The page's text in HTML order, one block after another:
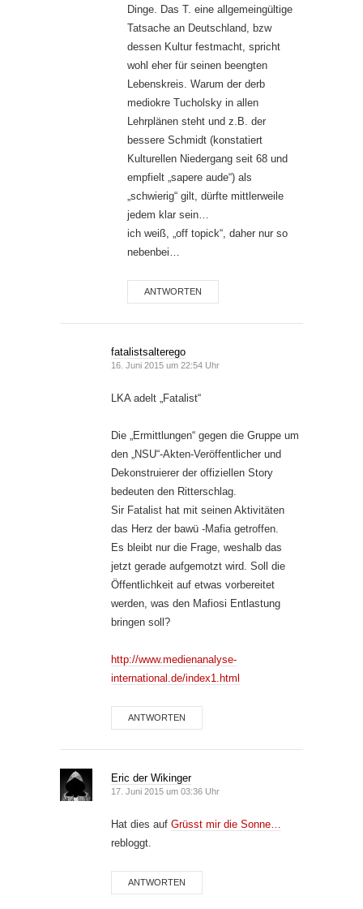
Dinge. Das T. eine allgemeingültige
Tatsache an Deutschland, bzw
dessen Kultur festmacht, spricht
wohl eher für seinen beengten
Lebenskreis. Warum der derb
mediokre Tucholsky in allen
Lehrplänen steht und z.B. der
bessere Schmidt (konstatiert
Kulturellen Niedergang seit 68 und
empfielt „sapere aude“) als
„schwierig“ gilt, dürfte mittlerweile
jedem klar sein…
ich weiß, „off topick“, daher nur so
nebenbei…
ANTWORTEN
fatalistsalterego
16. Juni 2015 um 22:54 Uhr
LKA adelt „Fatalist“
Die „Ermittlungen“ gegen die Gruppe um
den „NSU“-Akten-Veröffentlicher und
Dekonstruierer der offiziellen Story
bedeuten den Ritterschlag.
Sir Fatalist hat mit seinen Aktivitäten
das Herz der bawü -Mafia getroffen.
Es bleibt nur die Frage, weshalb das
jetzt gerade aufgemotzt wird. Soll die
Öffentlichkeit auf etwas vorbereitet
werden, was den Mafiosi Entlastung
bringen soll?
http://www.medienanalyse-
international.de/index1.html
ANTWORTEN
Eric der Wikinger
17. Juni 2015 um 03:36 Uhr
Hat dies auf Grüsst mir die Sonne…
rebloggt.
ANTWORTEN